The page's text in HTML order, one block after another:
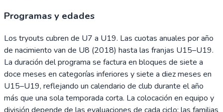
Programas y edades
Los tryouts cubren de U7 a U19. Las cuotas anuales por año
de nacimiento van de U8 (2018) hasta las franjas U15–U19.
La duración del programa se factura en bloques de siete a
doce meses en categorías inferiores y siete a diez meses en
U15–U19, reflejando un calendario de club durante el año
más que una sola temporada corta. La colocación en equipo y